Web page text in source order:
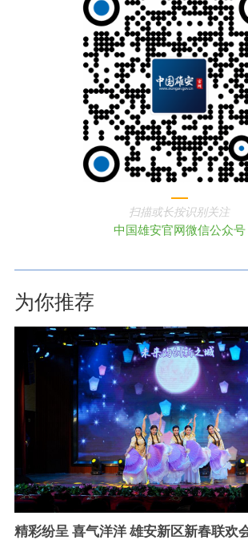
扫描或长按识别关注
中国雄安官网微信公众号
为你推荐
精彩纷呈 喜气洋洋 雄安新区新春联欢